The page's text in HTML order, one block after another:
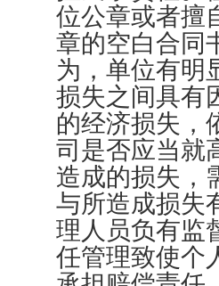
位公章或者擅
章的空白合同
为 ， 单位有明
损失之间具有
的经济损失 ，
司是否应当就
造成的损失 ，
与所造成损失
理人员负有监
任管理致使个